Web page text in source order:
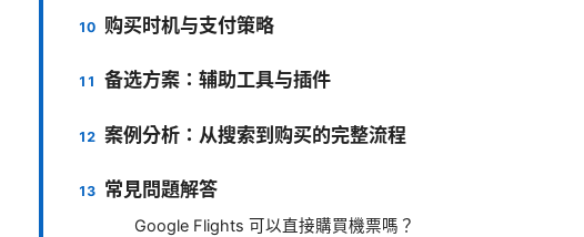
购买时机与支付策略
备选方案：辅助工具与插件
案例分析：从搜索到购买的完整流程
常見問題解答
Google Flights 可以直接購買機票嗎？